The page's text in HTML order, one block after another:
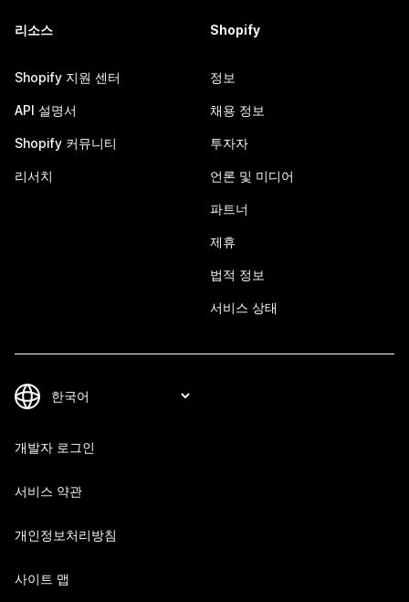
리소스
Shopify 지원 센터
API 설명서
Shopify 커뮤니티
리서치
Shopify
정보
채용 정보
투자자
언론 및 미디어
파트너
제휴
법적 정보
서비스 상태
개발자 로그인
서비스 약관
개인정보처리방침
사이트 맵